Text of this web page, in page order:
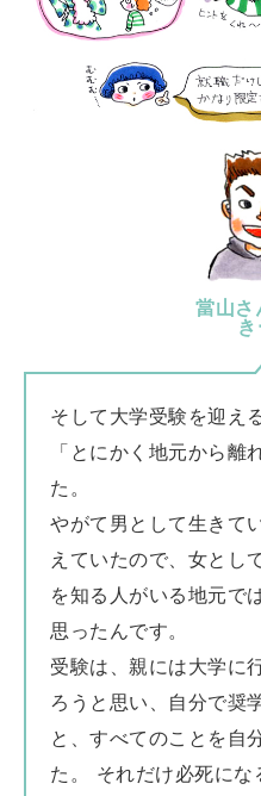
當山さ
き
そして大学受験を迎え
「とにかく地元から離
た。
やがて男として生きて
えていたので、女とし
を知る人がいる地元で
思ったんです。
受験は、親には大学に
ろうと思い、自分で奨
と、すべてのことを自
た。 それだけ必死に